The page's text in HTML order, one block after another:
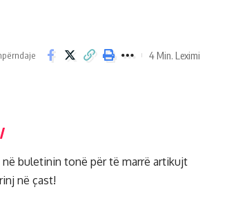
4 Min. Leximi
buletinin tonë për të marrë artikujt
në çast!